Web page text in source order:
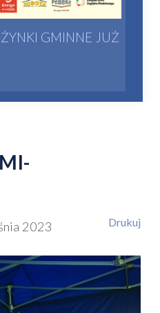
GMINNE JUŻ
Drukuj
2023